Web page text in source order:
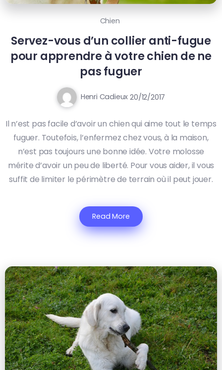
Chien
Servez-vous d’un collier anti-fugue
pour apprendre à votre chien de ne
pas fuguer
Henri Cadieux 20/12/2017
Il n’est pas facile d’avoir un chien qui aime tout le temps
fuguer. Toutefois, l’enfermez chez vous, à la maison,
n’est pas toujours une bonne idée. Votre molosse
mérite d’avoir un peu de liberté. Pour vous aider, il vous
suffit de limiter le périmètre de terrain où il peut jouer.
Read More